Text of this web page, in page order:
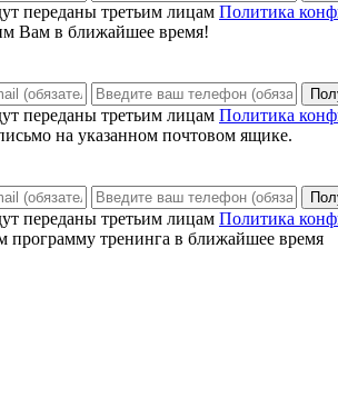
переданы третьим лицам Политика
Вам в ближайшее время!
переданы третьим лицам Политика
на указанном почтовом ящике.
переданы третьим лицам Политика
тренинга в ближайшее время